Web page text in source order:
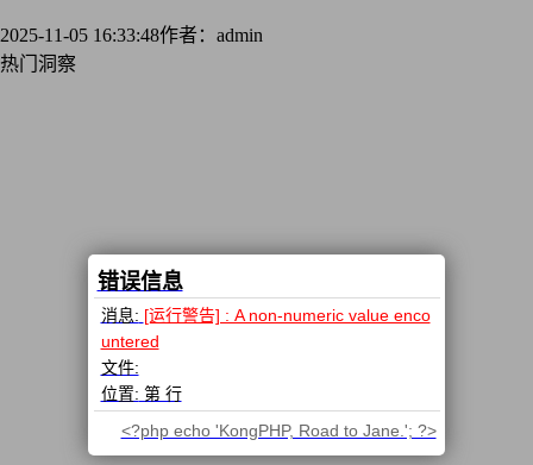
2025-11-05 16:33:48作者：admin
热门洞察
错误信息
消息: [运行警告] : A non-numeric value enco
untered
文件:
位置: 第 行
<?php echo 'KongPHP, Road to Jane.'; ?>